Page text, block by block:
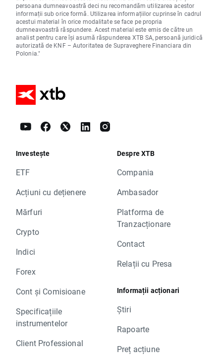
persoana dumneavoastră deci nu recomandăm utilizarea acestor
informații sub orice formă. Utilizarea informațiilor cuprinse în cadrul
acestui material în orice modalitate se face pe propria
dumneavoastră răspundere. Acest material este emis de către un
analist pentru care își asumă răspunderea XTB SA, persoană juridică
autorizată de KNF – Autoritatea de Supraveghere Financiara din
Polonia."
Investește
ETF
Acțiuni cu dețienere
Mărfuri
Crypto
Indici
Forex
Cont și Comisioane
Specificațiile
instrumentelor
Client Professional
Despre XTB
Compania
Ambasador
Platforma de
Tranzacționare
Contact
Relații cu Presa
Informații acționari
Știri
Rapoarte
Preț acțiune